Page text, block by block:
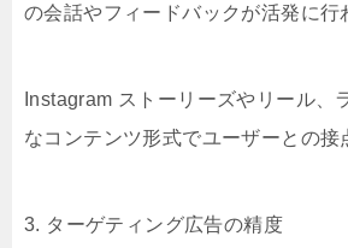
の会話やフィードバックが活発に行
Instagram ストーリーズやリール、
なコンテンツ形式でユーザーとの接
3. ターゲティング広告の精度